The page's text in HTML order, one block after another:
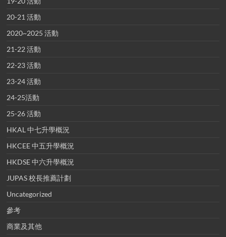
20-21 活動
2020~2025 活動
21-22 活動
22-23 活動
23-24 活動
24-25活動
25-26 活動
HKAL 中七升學概況
HKCEE 中五升學概況
HKDSE 中六升學概況
JUPAS 校長推薦計劃
Uncategorized
參考
商業及其他